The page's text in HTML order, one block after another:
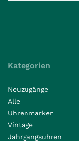
Kategorien
Neuzugänge
Alle
Uhrenmarken
Vintage
Jahrgangsuhren